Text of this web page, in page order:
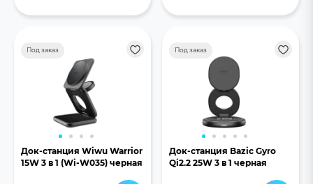
Под заказ
Док-станция Wiwu Warrior
15W 3 в 1 (Wi-W035) черная
Под заказ
Док-станция Bazic Gyro
Qi2.2 25W 3 в 1 черная